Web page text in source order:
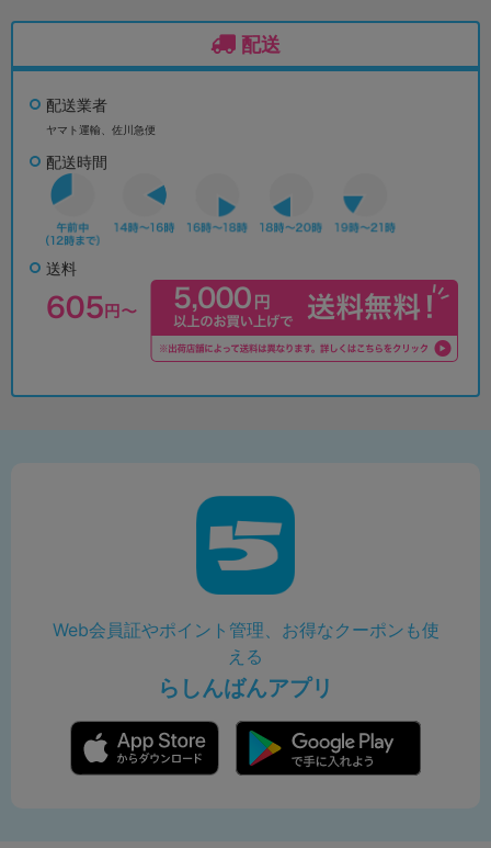
配送
配送業者
ヤマト運輸、佐川急便
配送時間
送料
Web会員証やポイント管理、お得なクーポンも使
える
らしんばんアプリ